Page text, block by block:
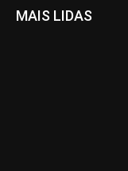
MAIS LIDAS